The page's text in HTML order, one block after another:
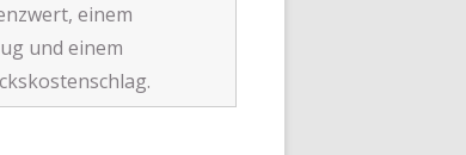
einem
und einem